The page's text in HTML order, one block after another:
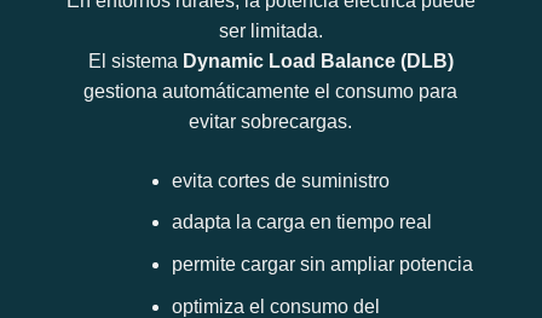
ser limitada.
El sistema Dynamic Load Balance (DLB)
gestiona automáticamente el consumo para
evitar sobrecargas.
evita cortes de suministro
adapta la carga en tiempo real
permite cargar sin ampliar potencia
optimiza el consumo del